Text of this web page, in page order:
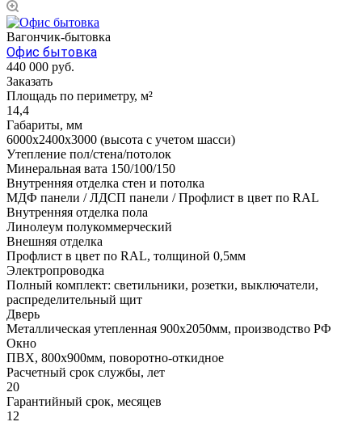
Вагончик-бытовка
Офис бытовка
440 000 руб.
Заказать
Площадь по периметру, м²
14,4
Габариты, мм
6000х2400х3000 (высота с учетом шасси)
Утепление пол/стена/потолок
Минеральная вата 150/100/150
Внутренняя отделка стен и потолка
МДФ панели / ЛДСП панели / Профлист в цвет по RAL
Внутренняя отделка пола
Линолеум полукоммерческий
Внешняя отделка
Профлист в цвет по RAL, толщиной 0,5мм
Электропроводка
Полный комплект: светильники, розетки, выключатели,
распределительный щит
Дверь
Металлическая утепленная 900х2050мм, производство РФ
Окно
ПВХ, 800х900мм, поворотно-откидное
Расчетный срок службы, лет
20
Гарантийный срок, месяцев
12